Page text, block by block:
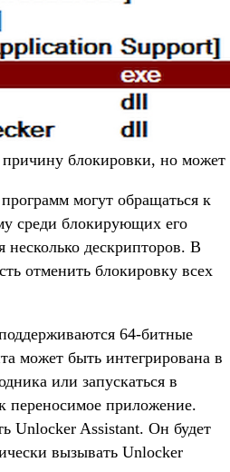
блокировки, но
могут обращаться к
среди блокирующих его
несколько дескрипторов. В
отменить блокировку всех
64-битные
может быть интегрирована в
или запускаться в
переносимое приложение.
Unlocker Assistant. Он будет
вызывать Unlocker